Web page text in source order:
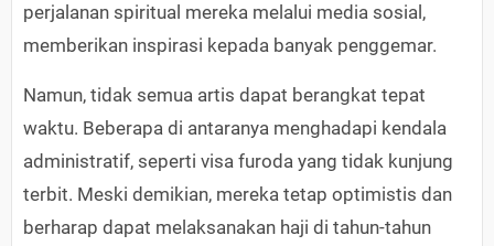
perjalanan spiritual mereka melalui media sosial,
memberikan inspirasi kepada banyak penggemar.
Namun, tidak semua artis dapat berangkat tepat
waktu. Beberapa di antaranya menghadapi kendala
administratif, seperti visa furoda yang tidak kunjung
terbit. Meski demikian, mereka tetap optimistis dan
berharap dapat melaksanakan haji di tahun-tahun